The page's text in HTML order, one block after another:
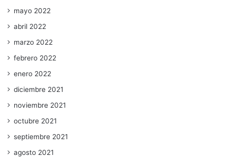
mayo 2022
abril 2022
marzo 2022
febrero 2022
enero 2022
diciembre 2021
noviembre 2021
octubre 2021
septiembre 2021
agosto 2021